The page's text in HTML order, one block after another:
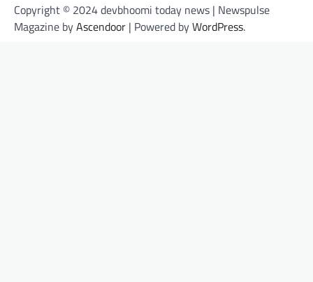
Copyright © 2024 devbhoomi today news | Newspulse
Magazine byAscendoor | Powered byWordPress.